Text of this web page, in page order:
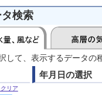
検索
して、表示するデータの
リア
年月日の選択